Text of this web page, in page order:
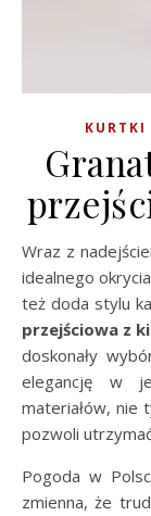
KURTKI
Wraz z nadejściem chłodniejszych dni, każda kobieta szuka
idealnego
też doda stylu
przejściowa z
doskonały
elegancję w
materiałów, nie
pozwoli
Pogoda w
zmienna, że